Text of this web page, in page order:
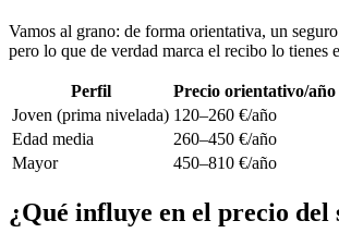
Vamos al grano: de forma orientativa, un
pero lo que de verdad marca el recibo lo
Perfil Precio orientativo/año
Joven (prima nivelada) 120–260 €/año
Edad media
260–450 €/año
Mayor
450–810 €/año
¿Qué influye en el precio del